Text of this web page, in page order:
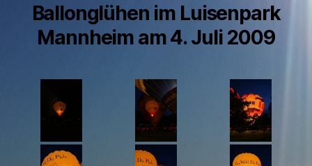
Ballonglühen im Luisenpark
Mannheim am 4. Juli 2009